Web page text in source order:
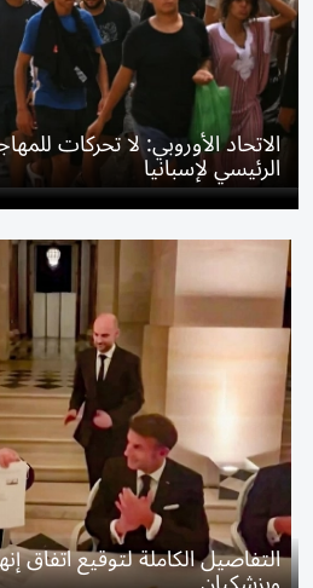
الاتحاد الأوروبي: لا تحركات
الرئيسي لإسبانيا
التفاصيل الكاملة لتوقيع اتفاق